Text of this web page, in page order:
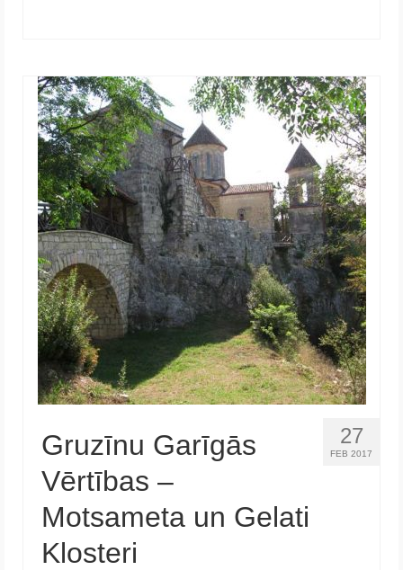
27
FEB 2017
Gruzīnu Garīgās
Vērtības –
Motsameta un Gelati
Klosteri